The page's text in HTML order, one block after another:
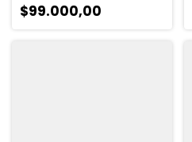
$99.000,00